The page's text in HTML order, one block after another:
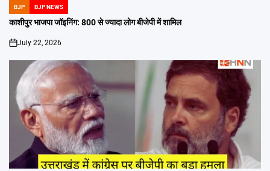
POSTED
IN
BJP BJP NEWS
काशीपुर भाजपा जॉइनिंग: 800 से ज्यादा लोग बीजेपी में शामिल
on
July 22, 2026